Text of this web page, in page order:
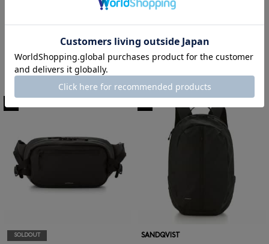
＞ 3WAYトートバッグ
¥92,400
SANDQVIST
＞ ボディバッグ
SOLDOUT
SANDQVIST